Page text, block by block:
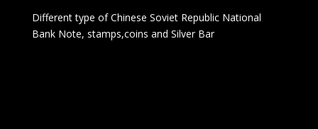
Different type of Chinese Soviet Republic National
Bank Note, stamps,coins and Silver Bar